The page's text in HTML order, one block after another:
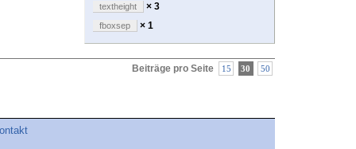
textheight × 3
fboxsep × 1
Beiträge pro Seite 15 30 50